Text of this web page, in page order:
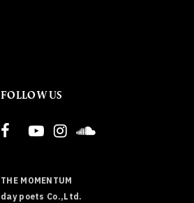
FOLLOW US
THE MOMENTUM
day poets Co.,Ltd.